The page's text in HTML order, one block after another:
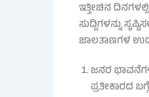
ಇತ್ತೀಚಿನ
ಸುದ್ದಿಗಳನ್ನು
ಜಾಲತಾಣಗಳ
ಜನರ
ಪ್ರತೀಕಾರದ